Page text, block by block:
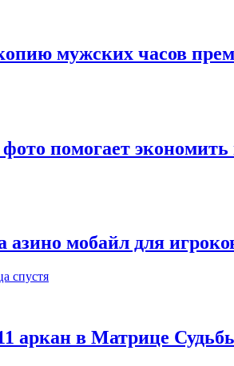
мужских часов
помогает
мобайл для
спустя
аркан в Матрице